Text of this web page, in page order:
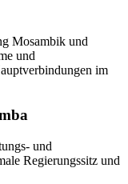
Mosambik und
und
im
und
Regierungssitz und